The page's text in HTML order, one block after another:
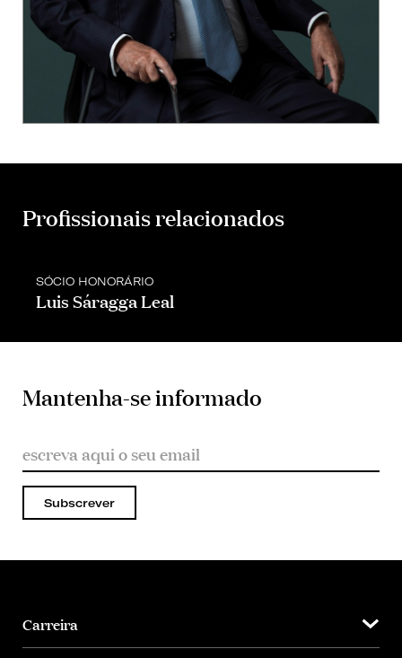
Profissionais relacionados
SÓCIO HONORÁRIO
Luis Sáragga Leal
Mantenha-se informado
Subscrever
Carreira